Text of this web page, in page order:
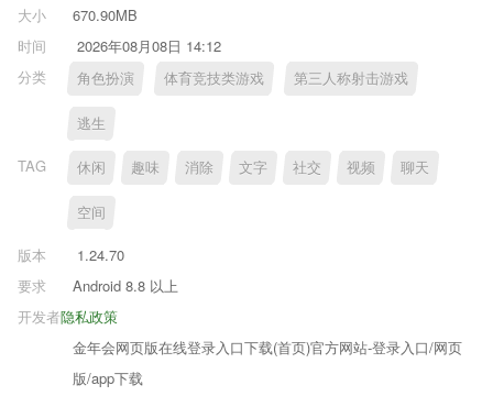
大小
670.90MB
时间
2026年08月08日 14:12
分类
角色扮演 体育竞技类游戏 第三人称射击游戏
逃生
TAG 休闲 趣味 消除 文字 社交 视频 聊天
空间
版本
1.24.70
要求
Android 8.8 以上
隐私政策
开发者
金年会网页版在线登录入口下载(首页)官方网站-登录入口/网页
版/app下载